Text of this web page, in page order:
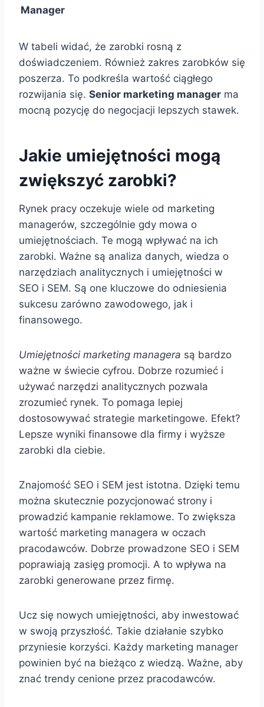
Manager
W tabeli widać, że zarobki rosną z
doświadczeniem. Również zakres zarobków się
poszerza. To podkreśla wartość ciągłego
rozwijania się. Senior marketing manager ma
mocną pozycję do negocjacji lepszych stawek.
Jakie umiejętności mogą
zwiększyć zarobki?
Rynek pracy oczekuje wiele od marketing
managerów, szczególnie gdy mowa o
umiejętnościach. Te mogą wpływać na ich
zarobki. Ważne są analiza danych, wiedza o
narzędziach analitycznych i umiejętności w
SEO i SEM. Są one kluczowe do odniesienia
sukcesu zarówno zawodowego, jak i
finansowego.
Umiejętności marketing managera są bardzo
ważne w świecie cyfrou. Dobrze rozumieć i
używać narzędzi analitycznych pozwala
zrozumieć rynek. To pomaga lepiej
dostosowywać strategie marketingowe. Efekt?
Lepsze wyniki finansowe dla firmy i wyższe
zarobki dla ciebie.
Znajomość SEO i SEM jest istotna. Dzięki temu
można skutecznie pozycjonować strony i
prowadzić kampanie reklamowe. To zwiększa
wartość marketing managera w oczach
pracodawców. Dobrze prowadzone SEO i SEM
poprawiają zasięg promocji. A to wpływa na
zarobki generowane przez firmę.
Ucz się nowych umiejętności, aby inwestować
w swoją przyszłość. Takie działanie szybko
przyniesie korzyści. Każdy marketing manager
powinien być na bieżąco z wiedzą. Ważne, aby
znać trendy cenione przez pracodawców.